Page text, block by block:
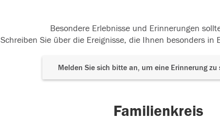
Besondere Erlebnisse und Erinnerungen
Schreiben Sie über die Ereignisse, die Ihnen besonders in
Melden Sie sich bitte an, um eine Erinnerung zu
Familienkreis